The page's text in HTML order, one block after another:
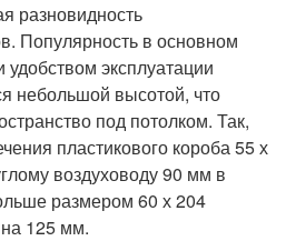
разновидность
Популярность в основном
эксплуатации
небольшой высотой, что
под потолком. Так,
пластикового короба 55 х
воздуховоду 90 мм в
размером 60 х 204
на 125 мм.